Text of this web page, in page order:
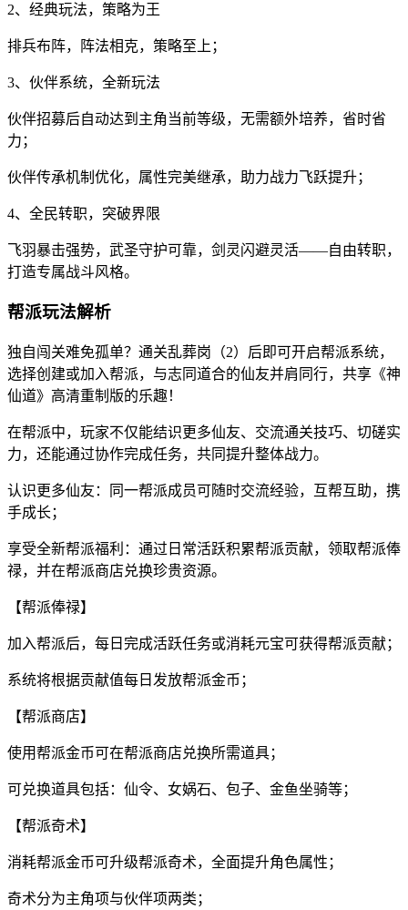
2、经典玩法，策略为王
排兵布阵，阵法相克，策略至上；
3、伙伴系统，全新玩法
伙伴招募后自动达到主角当前等级，无需额外培养，省时省
力；
伙伴传承机制优化，属性完美继承，助力战力飞跃提升；
4、全民转职，突破界限
飞羽暴击强势，武圣守护可靠，剑灵闪避灵活——自由转职，
打造专属战斗风格。
帮派玩法解析
独自闯关难免孤单？通关乱葬岗（2）后即可开启帮派系统，
选择创建或加入帮派，与志同道合的仙友并肩同行，共享《神
仙道》高清重制版的乐趣！
在帮派中，玩家不仅能结识更多仙友、交流通关技巧、切磋实
力，还能通过协作完成任务，共同提升整体战力。
认识更多仙友：同一帮派成员可随时交流经验，互帮互助，携
手成长；
享受全新帮派福利：通过日常活跃积累帮派贡献，领取帮派俸
禄，并在帮派商店兑换珍贵资源。
【帮派俸禄】
加入帮派后，每日完成活跃任务或消耗元宝可获得帮派贡献；
系统将根据贡献值每日发放帮派金币；
【帮派商店】
使用帮派金币可在帮派商店兑换所需道具；
可兑换道具包括：仙令、女娲石、包子、金鱼坐骑等；
【帮派奇术】
消耗帮派金币可升级帮派奇术，全面提升角色属性；
奇术分为主角项与伙伴项两类；